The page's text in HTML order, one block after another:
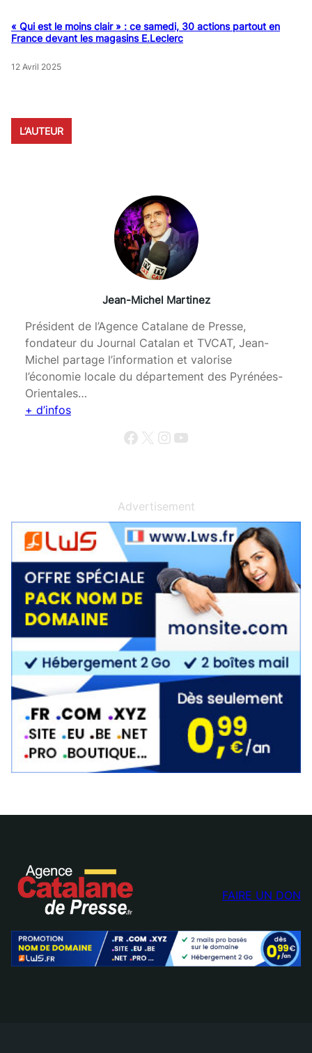
« Qui est le moins clair » : ce samedi, 30 actions partout en
France devant les magasins E.Leclerc
12 Avril 2025
L’AUTEUR
Jean-Michel Martinez
Président de l’Agence Catalane de Presse,
fondateur du Journal Catalan et TVCAT, Jean-
Michel partage l’information et valorise
l’économie locale du département des Pyrénées-
Orientales…
+ d’infos
Facebook X Instagram YouTube
Advertisement
FAIRE UN DON